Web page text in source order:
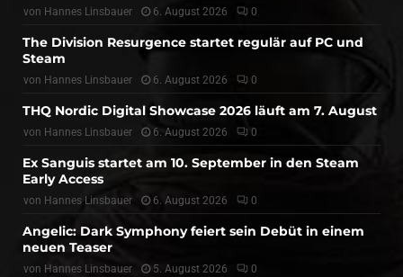
von Hannes Linsbauer 6. August 2026 0
The Division Resurgence startet regulär auf PC und
Steam
von Hannes Linsbauer 6. August 2026 0
THQ Nordic Digital Showcase 2026 läuft am 7. August
von Hannes Linsbauer 6. August 2026 0
Ex Sanguis startet am 10. September in den Steam
Early Access
von Hannes Linsbauer 6. August 2026 0
Angelic: Dark Symphony feiert sein Debüt in einem
neuen Teaser
von Hannes Linsbauer 5. August 2026 0